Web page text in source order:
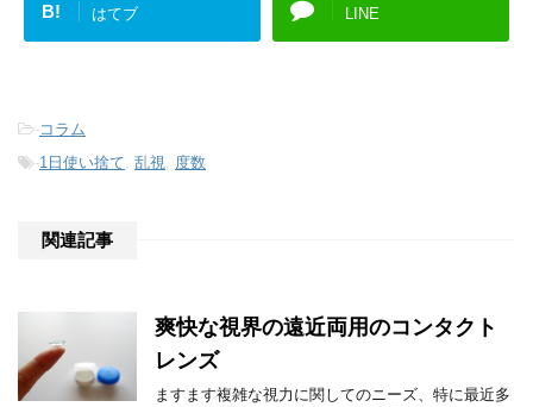
B! はてブ LINE
-コラム
-1日使い捨て, 乱視, 度数
関連記事
爽快な視界の遠近両用のコンタクト
レンズ
ますます複雑な視力に関してのニーズ、特に最近多